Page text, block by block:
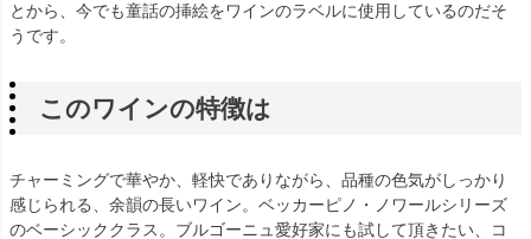
とから、今でも童話の挿絵をワインのラベルに使用しているのだそ
うです。
このワインの特徴は
チャーミングで華やか、軽快でありながら、品種の色気がしっかり
感じられる、余韻の長いワイン。ベッカーピノ・ノワールシリーズ
のベーシッククラス。ブルゴーニュ愛好家にも試して頂きたい、コ